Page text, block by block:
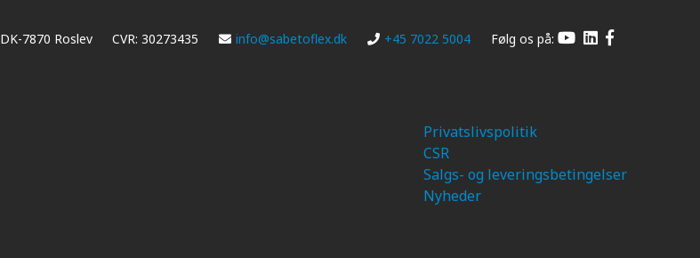
DK-7870 Roslev CVR: 30273435 info@sabetoflex.dk +45 7022 5004 Følg os på:
Privatslivspolitik
CSR
Salgs- og leveringsbetingelser
Nyheder